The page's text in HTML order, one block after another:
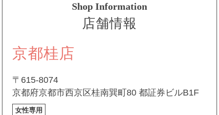
Shop Information
店舗情報
京都桂店
〒615-8074
京都府京都市西京区桂南巽町80 都証券ビルB1F
女性専用